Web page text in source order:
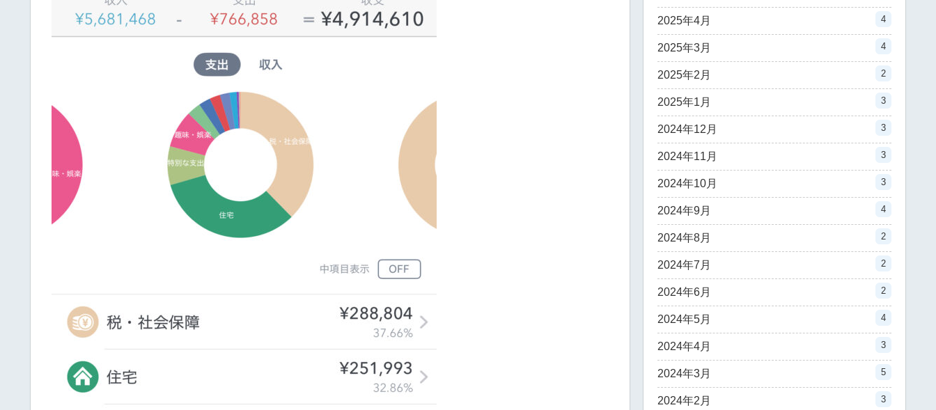
2025年4月 4
2025年3月 4
2025年2月 2
2025年1月 3
2024年12月 3
2024年11月 3
2024年10月 3
2024年9月 4
2024年8月 2
2024年7月 2
2024年6月 2
2024年5月 4
2024年4月 3
2024年3月 5
2024年2月 3